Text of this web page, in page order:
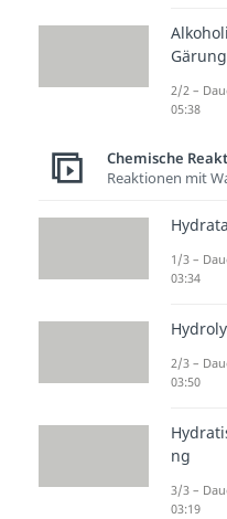
Einheit
Die
Einheit,
und
Gärung
2/2 –
05:38
Chemische
Reaktionen mit
1/3 –
03:34
2/3 –
03:50
ng
3/3 –
03:19